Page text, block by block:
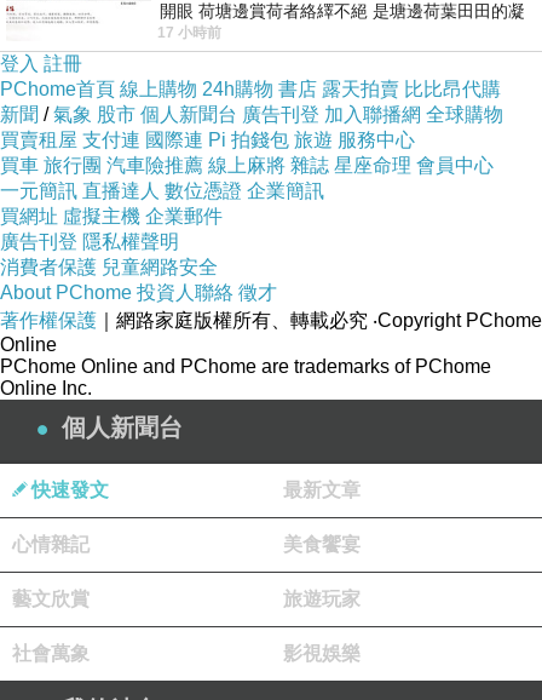
幹嘛吃的一臉的苦像
開眼 荷塘邊賞荷者絡繹不絕 是塘邊荷葉田田的凝
望 風中飄逸的是映日荷花別樣紅
17 小時前
登入 註冊
PChome首頁 線上購物 24h購物 書店 露天拍賣 比比昂代購
新聞 /氣象 股市 個人新聞台 廣告刊登 加入聯播網 全球購物
買賣租屋 支付連 國際連 Pi 拍錢包 旅遊 服務中心
買車 旅行團 汽車險推薦 線上麻將 雜誌 星座命理 會員中心
一元簡訊 直播達人 數位憑證 企業簡訊
買網址 虛擬主機 企業郵件
廣告刊登 隱私權聲明
消費者保護 兒童網路安全
About PChome 投資人聯絡 徵才
著作權保護 ｜網路家庭版權所有、轉載必究 ‧Copyright PChome
Online
PChome Online and PChome are trademarks of PChome
Online Inc.
個人新聞台
快速發文 最新文章
心情雜記 美食饗宴
藝文欣賞 旅遊玩家
社會萬象 影視娛樂